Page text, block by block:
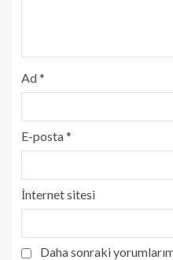
Ad*
E-posta*
İnternet sitesi
Daha sonraki